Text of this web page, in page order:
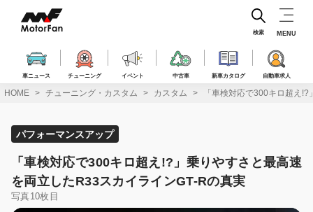
ス
車ニュース チューニング イベント 中古車 新車カタログ 自動車求人
検索 MENU
HOME チューニング・カスタム カスタム 「車検対応で300キロ超え
パフォーマンスアップ
「車検対応で300キロ超え!?」乗りやすさと最高速
を両立したR33スカイラインGT-Rの真実
写真10枚目